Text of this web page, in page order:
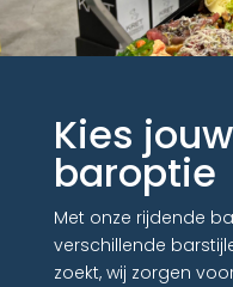
Kies
baroptie
Met onze rijdende
verschillende
zoekt, wij zorgen